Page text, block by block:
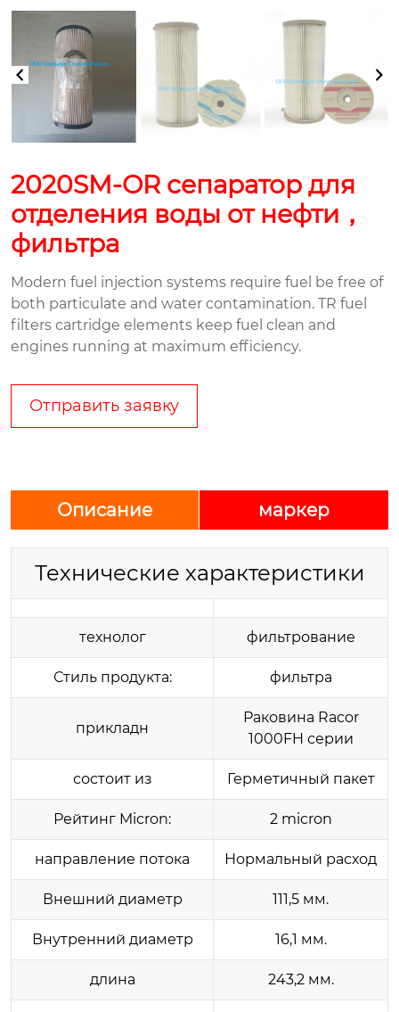
2020SM-OR сепаратор для
отделения воды от нефти，
фильтра
Modern fuel injection systems require fuel be free of
both particulate and water contamination. TR fuel
filters cartridge elements keep fuel clean and
engines running at maximum efficiency.
Отправить заявку
Описание маркер
Технические характеристики
технолог фильтрование
Стиль продукта: фильтра
прикладн
Раковина Racor
1000FH серии
состоит из Герметичный пакет
Рейтинг Micron: 2 micron
направление потока Нормальный расход
Внешний диаметр 111,5 мм.
Внутренний диаметр 16,1 мм.
длина 243,2 мм.